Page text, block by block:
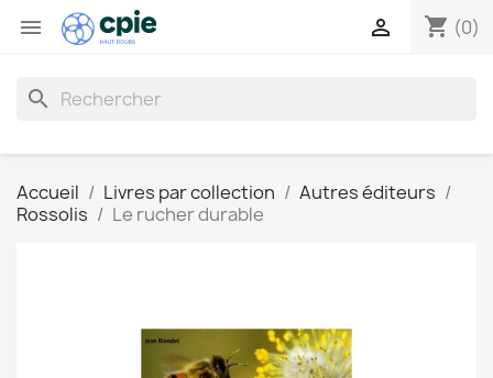
 shopping_cart (0)

search
Accueil Livres par collection
Autres éditeurs
Rossolis
Le rucher durable